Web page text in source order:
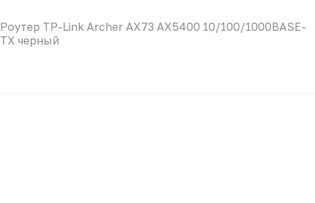
Роутер TP-Link Archer AX73 AX5400 10/100/1000BASE-
TX черный